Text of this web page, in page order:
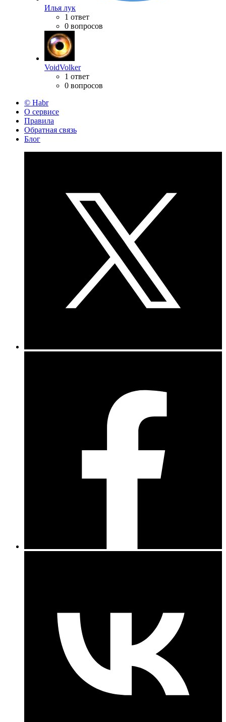
Илья лук
1 ответ
0 вопросов
VoidVolker
1 ответ
0 вопросов
© Habr
О сервисе
Правила
Обратная связь
Блог